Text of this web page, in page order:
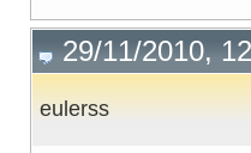
29/11/2010,
eulerss